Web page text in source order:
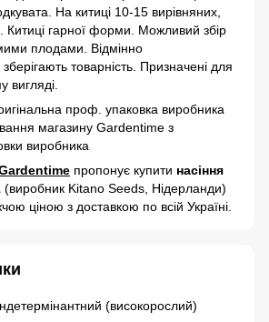
На китиці 10-15 вирівняних,
Китиці гарної форми. Можливий збір
плодами. Відмінно
товарність. Призначені для
вигляді.
проф. упаковка виробника
магазину Gardentime з
виробника
пропонує купити насіння
(виробник Kitano Seeds, Нідерланди)
ціною з доставкою по всій Україні.
(високорослий)